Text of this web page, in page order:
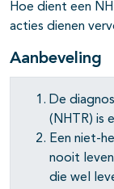
open-
open-
Hoe dient een
acties dienen
Aanbeveling
De
(NHTR) is
Een niet-
nooit
die wel